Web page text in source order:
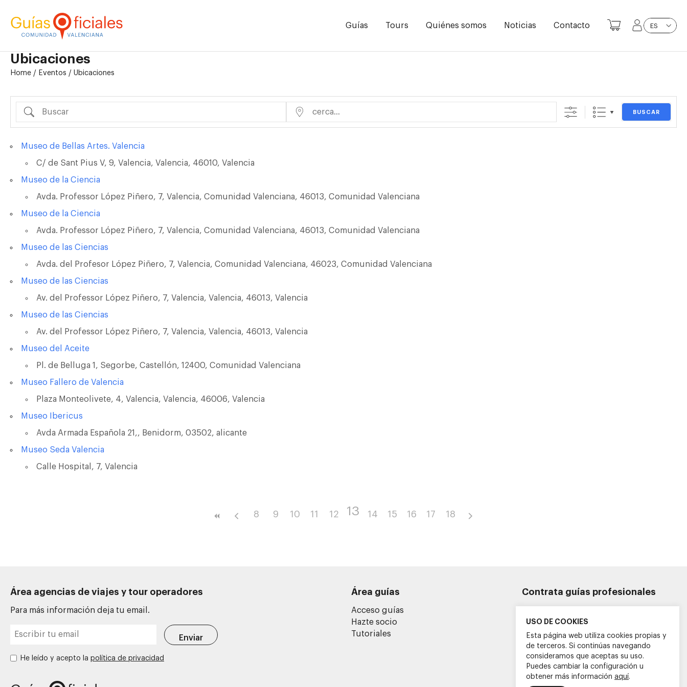
Guías Tours Quiénes somos Noticias Contacto ES
Ubicaciones
Home / Eventos / Ubicaciones
Buscar cerca...
BUSCAR
País
Museo de Bellas Artes. Valencia
C/ de Sant Pius V, 9, Valencia, Valencia, 46010, Valencia
Museo de la Ciencia
Avda. Professor López Piñero, 7, Valencia, Comunidad Valenciana, 46013, Comunidad Valenciana
Museo de la Ciencia
Avda. Professor López Piñero, 7, Valencia, Comunidad Valenciana, 46013, Comunidad Valenciana
Museo de las Ciencias
Avda. del Profesor López Piñero, 7, Valencia, Comunidad Valenciana, 46023, Comunidad Valenciana
Museo de las Ciencias
Av. del Professor López Piñero, 7, Valencia, Valencia, 46013, Valencia
Museo de las Ciencias
Av. del Professor López Piñero, 7, Valencia, Valencia, 46013, Valencia
Museo del Aceite
Pl. de Belluga 1, Segorbe, Castellón, 12400, Comunidad Valenciana
Museo Fallero de Valencia
Plaza Monteolivete, 4, Valencia, Valencia, 46006, Valencia
Museo Ibericus
Avda Armada Española 21,, Benidorm, 03502, alicante
Museo Seda Valencia
Calle Hospital, 7, Valencia
8 9 10 11 12 13 14 15 16 17 18
Área agencias de viajes y tour operadores
Para más información deja tu email.
He leído y acepto la política de privacidad
Área guías
Acceso guías
Hazte socio
Tutoriales
Contrata guías profesionales
info@guiasoficialescv.com
USO DE COOKIES
Esta página web utiliza cookies propias y
de terceros. Si continúas navegando
consideramos que aceptas su uso.
Puedes cambiar la configuración u
obtener más información aquí.